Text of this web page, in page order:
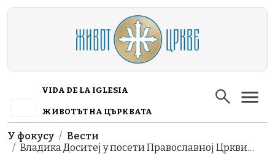
Skip to main content
VIDA DE LA IGLESIA
ЖИВОТЪТ НА ЦЪРКВАТА
Breadcrumb
У фокусу
Вести
Владика Доситеј у посети Православној Цркви…